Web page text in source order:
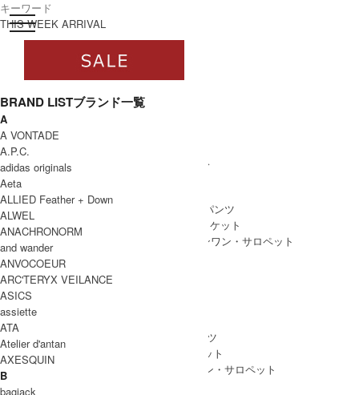
toggle navigation
ログイン
すべて
WOMEN
WOMEN ALL ITEM
/ ワンピース
SKIRT
BOTTOMS
/ ボトムス・パンツ
/ アウター・ジャケット
/ オールインワン・サロペット
MEN
MEN ALL ITEM
/ ボトムス・パンツ
/ アウター・ジャケット
/ オールインワン・サロペット
THIS WEEK ARRIVAL
BRAND LISTブランド一覧
A
A VONTADE
A.P.C.
adidas originals
Aeta
ALLIED Feather + Down
ALWEL
ANACHRONORM
and wander
ANVOCOEUR
ARC'TERYX VEILANCE
ASICS
assiette
ATA
Atelier d'antan
AXESQUIN
B
bagjack